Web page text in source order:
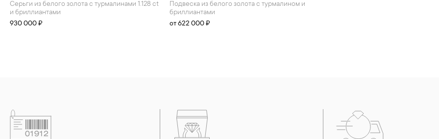
Серьги из белого золота с турмалинами 1.128 ct
и бриллиантами
930 000 ₽
Подвеска из белого золота с турмалином и
бриллиантами
от 622 000 ₽